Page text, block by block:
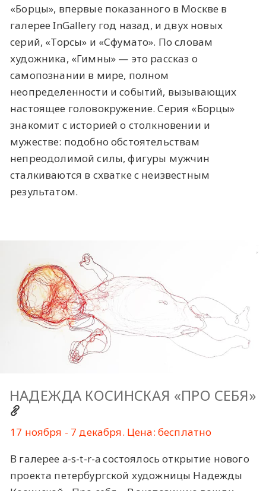
«Борцы», впервые показанного в Москве в
галерее InGallery год назад, и двух новых
серий, «Торсы» и «Сфумато». По словам
художника, «Гимны» — это рассказ о
самопознании в мире, полном
неопределенности и событий, вызывающих
настоящее головокружение. Серия «Борцы»
знакомит с историей о столкновении и
мужестве: подобно обстоятельствам
непреодолимой силы, фигуры мужчин
сталкиваются в схватке с неизвестным
результатом.
НАДЕЖДА КОСИНСКАЯ «ПРО СЕБЯ»
17 ноября - 7 декабря. Цена: бесплатно
В галерее a-s-t-r-a состоялось открытие нового
проекта петербургской художницы Надежды